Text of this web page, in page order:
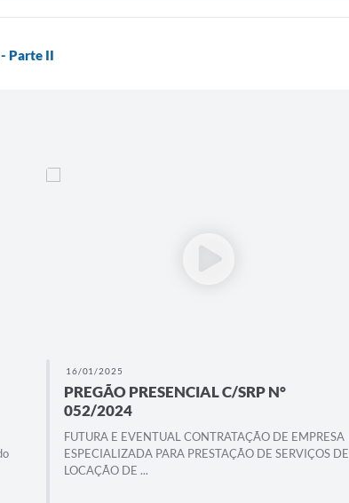
- Parte II
16/01/2025
PREGÃO PRESENCIAL C/SRP N°
052/2024
FUTURA E EVENTUAL CONTRATAÇÃO DE EMPRESA
ESPECIALIZADA PARA PRESTAÇÃO DE SERVIÇOS DE
LOCAÇÃO DE ...